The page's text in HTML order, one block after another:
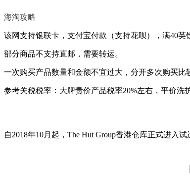
海淘攻略
该网支持银联卡，支付宝付款（支持花呗），满40英
部分商品不支持直邮，需要转运。
一次购买产品数量和金额不宜过大，分开多次购买比
参考关税税率：大牌贵价产品税率20%左右，平价洗
自2018年10月起，The Hut Group香港仓库正式进入